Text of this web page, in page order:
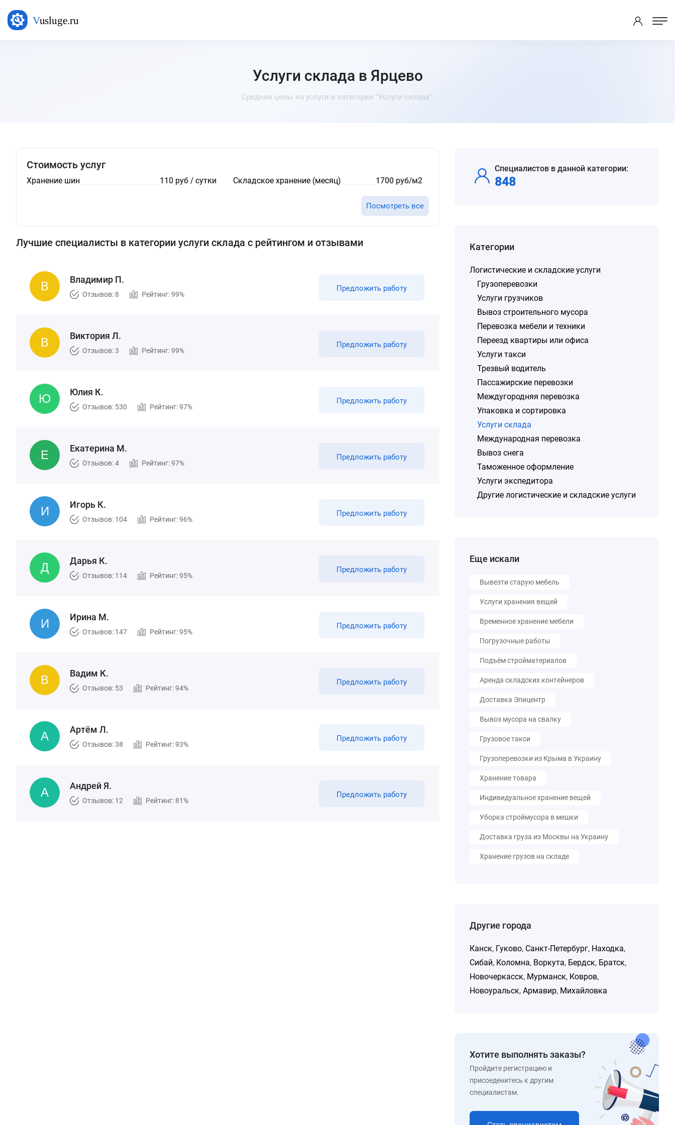
Услуги склада в Ярцево
Средние цены на услуги в категории "Услуги склада".
Стоимость услуг
Хранение шин 110 руб / сутки Складское хранение (месяц) 1700 руб/м2
Посмотреть все
Лучшие специалисты в категории услуги склада с рейтингом и отзывами
Владимир П.
Отзывов: 8 Рейтинг: 99%
Предложить работу
Виктория Л.
Отзывов: 3 Рейтинг: 99%
Предложить работу
Юлия К.
Отзывов: 530 Рейтинг: 97%
Предложить работу
Екатерина М.
Отзывов: 4 Рейтинг: 97%
Предложить работу
Игорь К.
Отзывов: 104 Рейтинг: 96%
Предложить работу
Дарья К.
Отзывов: 114 Рейтинг: 95%
Предложить работу
Ирина М.
Отзывов: 147 Рейтинг: 95%
Предложить работу
Вадим К.
Отзывов: 53 Рейтинг: 94%
Предложить работу
Артём Л.
Отзывов: 38 Рейтинг: 93%
Предложить работу
Андрей Я.
Отзывов: 12 Рейтинг: 81%
Предложить работу
Специалистов в данной категории:
848
Категории
Логистические и складские услуги
Грузоперевозки
Услуги грузчиков
Вывоз строительного мусора
Перевозка мебели и техники
Переезд квартиры или офиса
Услуги такси
Трезвый водитель
Пассажирские перевозки
Междугородняя перевозка
Упаковка и сортировка
Услуги склада
Международная перевозка
Вывоз снега
Таможенное оформление
Услуги экспедитора
Другие логистические и складские услуги
Еще искали
Вывезти старую мебель
Услуги хранения вещей
Временное хранение мебели
Погрузочные работы
Подъём стройматериалов
Аренда складских контейнеров
Доставка Эпицентр
Вывоз мусора на свалку
Грузовое такси
Грузоперевозки из Крыма в Украину
Хранение товара
Индивидуальное хранение вещей
Уборка строймусора в мешки
Доставка груза из Москвы на Украину
Хранение грузов на складе
Другие города
Канск, Гуково, Санкт-Петербург, Находка,
Сибай, Коломна, Воркута, Бердск, Братск,
Новочеркасск, Мурманск, Ковров,
Новоуральск,Армавир, Михайловка
Хотите выполнять заказы?
Пройдите регистрацию и
присоеденитесь к другим
специалистам.